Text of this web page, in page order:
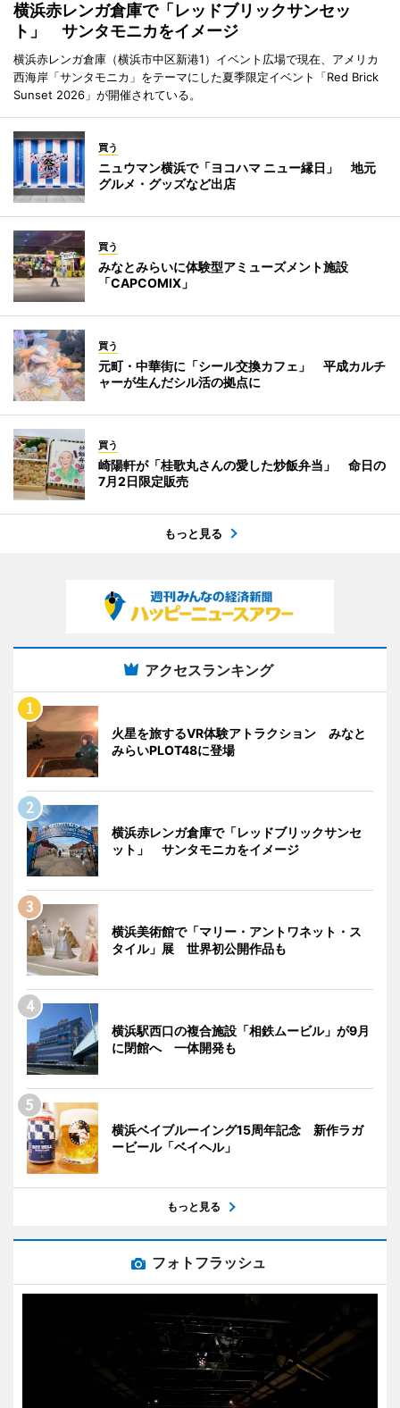
横浜赤レンガ倉庫で「レッドブリックサンセッ
ト」 サンタモニカをイメージ
横浜赤レンガ倉庫（横浜市中区新港1）イベント広場で現在、アメリカ
西海岸「サンタモニカ」をテーマにした夏季限定イベント「Red Brick
Sunset 2026」が開催されている。
買う
ニュウマン横浜で「ヨコハマ ニュー縁日」 地元
グルメ・グッズなど出店
買う
みなとみらいに体験型アミューズメント施設
「CAPCOMIX」
買う
元町・中華街に「シール交換カフェ」 平成カルチ
ャーが生んだシル活の拠点に
買う
崎陽軒が「桂歌丸さんの愛した炒飯弁当」 命日の
7月2日限定販売
もっと見る
アクセスランキング
火星を旅するVR体験アトラクション みなと
みらいPLOT48に登場
横浜赤レンガ倉庫で「レッドブリックサンセ
ット」 サンタモニカをイメージ
横浜美術館で「マリー・アントワネット・ス
タイル」展 世界初公開作品も
横浜駅西口の複合施設「相鉄ムービル」が9月
に閉館へ 一体開発も
横浜ベイブルーイング15周年記念 新作ラガ
ービール「ベイヘル」
もっと見る
フォトフラッシュ